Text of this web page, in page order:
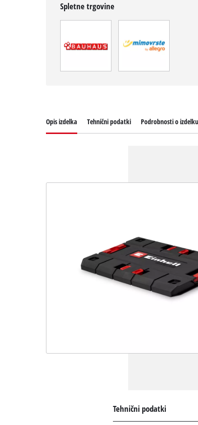
Spletne trgovine
Opis izdelka Tehnični podatki Podrobnosti o izdelku
Tehnični podatki